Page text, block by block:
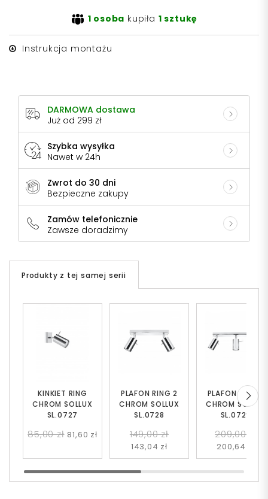
1 osoba kupiła 1 sztukę
Instrukcja montażu
DARMOWA dostawa
Już od 299 zł
Szybka wysyłka
Nawet w 24h
Zwrot do 30 dni
Bezpieczne zakupy
Zamów telefonicznie
Zawsze doradzimy
Produkty z tej samej serii
KINKIET RING
CHROM SOLLUX
SL.0727
85,00 zł 81,60 zł
PLAFON RING 2
CHROM SOLLUX
SL.0728
149,00 zł
143,04 zł
PLAFON RING 3
CHROM SOLLUX
SL.0729
209,00 zł
200,64 zł